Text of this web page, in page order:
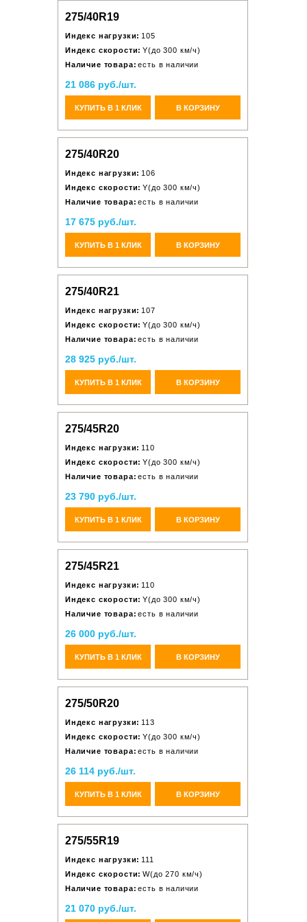
275/40R19
Индекс нагрузки: 105
Индекс скорости: Y(до 300 км/ч)
Наличие товара: есть в наличии
21 086 руб./шт.
КУПИТЬ В 1 КЛИК В КОРЗИНУ
275/40R20
Индекс нагрузки: 106
Индекс скорости: Y(до 300 км/ч)
Наличие товара: есть в наличии
17 675 руб./шт.
КУПИТЬ В 1 КЛИК В КОРЗИНУ
275/40R21
Индекс нагрузки: 107
Индекс скорости: Y(до 300 км/ч)
Наличие товара: есть в наличии
28 925 руб./шт.
КУПИТЬ В 1 КЛИК В КОРЗИНУ
275/45R20
Индекс нагрузки: 110
Индекс скорости: Y(до 300 км/ч)
Наличие товара: есть в наличии
23 790 руб./шт.
КУПИТЬ В 1 КЛИК В КОРЗИНУ
275/45R21
Индекс нагрузки: 110
Индекс скорости: Y(до 300 км/ч)
Наличие товара: есть в наличии
26 000 руб./шт.
КУПИТЬ В 1 КЛИК В КОРЗИНУ
275/50R20
Индекс нагрузки: 113
Индекс скорости: Y(до 300 км/ч)
Наличие товара: есть в наличии
26 114 руб./шт.
КУПИТЬ В 1 КЛИК В КОРЗИНУ
275/55R19
Индекс нагрузки: 111
Индекс скорости: W(до 270 км/ч)
Наличие товара: есть в наличии
21 070 руб./шт.